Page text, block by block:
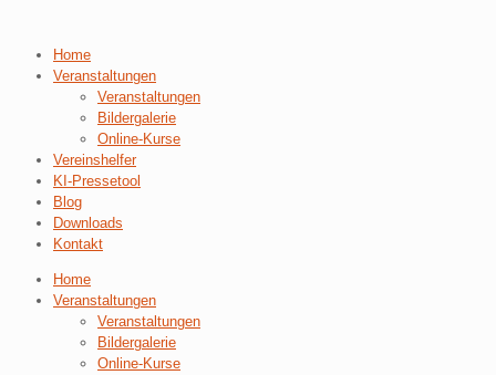
Home
Veranstaltungen
Veranstaltungen
Bildergalerie
Online-Kurse
Vereinshelfer
KI-Pressetool
Blog
Downloads
Kontakt
Home
Veranstaltungen
Veranstaltungen
Bildergalerie
Online-Kurse